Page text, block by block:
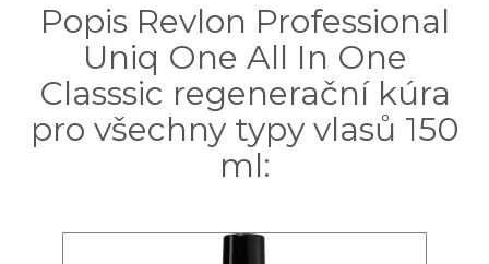
Popis Revlon Professional
Uniq One All In One
Classsic regenerační kúra
pro všechny typy vlasů 150
ml: